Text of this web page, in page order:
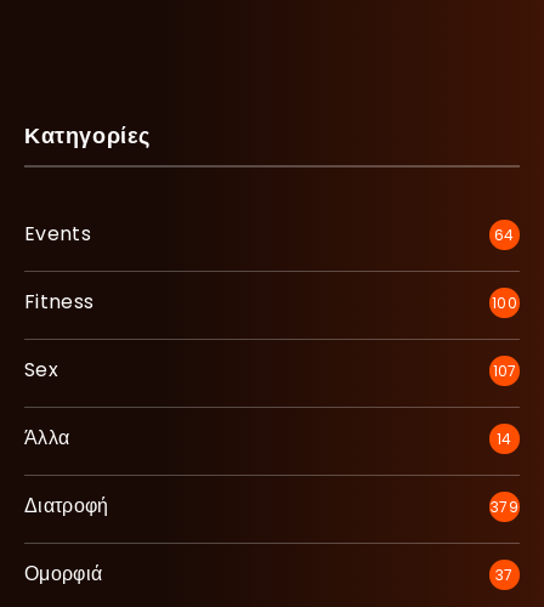
Κατηγορίες
Events 64
Fitness 100
Sex 107
Άλλα 14
Διατροφή 379
Ομορφιά 37